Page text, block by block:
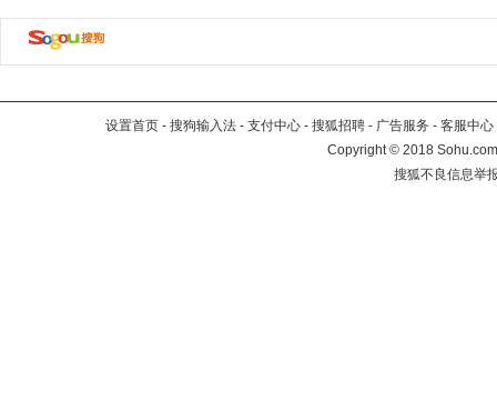
设置首页 - 搜狗输入法 - 支付中心 - 搜狐招聘 - 广告服务 - 客服中心
Copyright©2018
搜狐不良信息举